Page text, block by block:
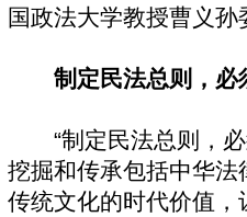
国政法大学教授曹义孙
制定民法总则，必
“制定民法总则，必
挖掘和传承包括中华
传统文化的时代价值